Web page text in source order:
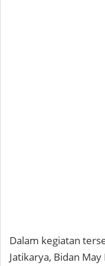
Dalam kegiatan
Jatikarya, Bidan